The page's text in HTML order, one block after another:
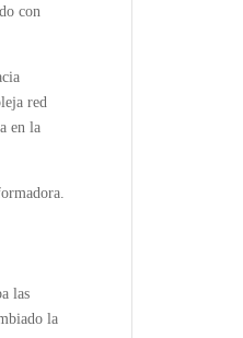
con
red
en la
las
la